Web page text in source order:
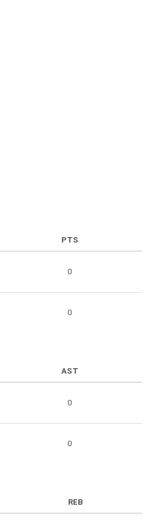
PTS
0
0
AST
0
0
REB